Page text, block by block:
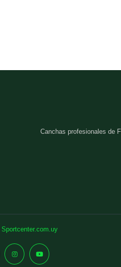
Canchas profesionales de
Sportcenter.com.uy